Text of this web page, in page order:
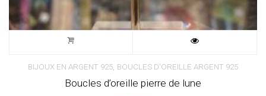
BIJOUX EN ARGENT 925, BOUCLES D'OREILLE ARGENT 925
Boucles d’oreille pierre de lune